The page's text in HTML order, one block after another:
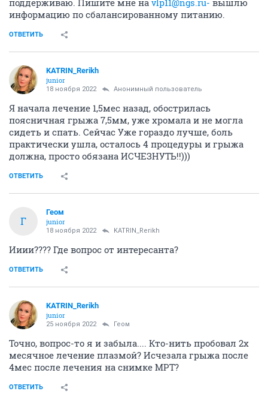
информацию по сбалансированному питанию.
ОТВЕТИТЬ
KATRIN_Rerikh
junior
18 ноября 2022 Анонимный пользователь
Я начала лечение 1,5мес назад, обострилась
поясничная грыжа 7,5мм, уже хромала и не могла
сидеть и спать. Сейчас Уже гораздо лучше, боль
практически ушла, осталось 4 процедуры и грыжа
должна, просто обязана ИСЧЕЗНУТЬ!!)))
ОТВЕТИТЬ
Г
Геом
junior
18 ноября 2022 KATRIN_Rerikh
Ииии???? Где вопрос от интересанта?
ОТВЕТИТЬ
KATRIN_Rerikh
junior
25 ноября 2022 Геом
Точно, вопрос-то я и забыла.... Кто-нить пробовал 2х
месячное лечение плазмой? Исчезала грыжа после
4мес после лечения на снимке МРТ?
ОТВЕТИТЬ